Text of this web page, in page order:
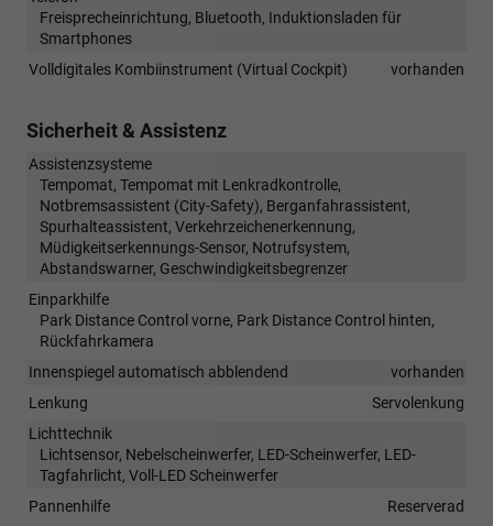
Freisprecheinrichtung, Bluetooth, Induktionsladen für
Smartphones
Volldigitales Kombiinstrument (Virtual Cockpit)
vorhanden
Sicherheit & Assistenz
Assistenzsysteme
Tempomat, Tempomat mit Lenkradkontrolle,
Notbremsassistent (City-Safety), Berganfahrassistent,
Spurhalteassistent, Verkehrzeichenerkennung,
Müdigkeitserkennungs-Sensor, Notrufsystem,
Abstandswarner, Geschwindigkeitsbegrenzer
Einparkhilfe
Park Distance Control vorne, Park Distance Control hinten,
Rückfahrkamera
Innenspiegel automatisch abblendend
vorhanden
Lenkung
Servolenkung
Lichttechnik
Lichtsensor, Nebelscheinwerfer, LED-Scheinwerfer, LED-
Tagfahrlicht, Voll-LED Scheinwerfer
Pannenhilfe
Reserverad